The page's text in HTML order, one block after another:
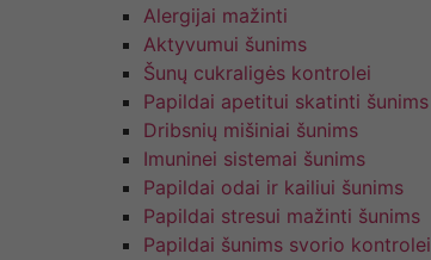
Alergijai mažinti
Aktyvumui šunims
Šunų cukraligės kontrolei
Papildai apetitui skatinti šunims
Dribsnių mišiniai šunims
Imuninei sistemai šunims
Papildai odai ir kailiui šunims
Papildai stresui mažinti šunims
Papildai šunims svorio kontrolei